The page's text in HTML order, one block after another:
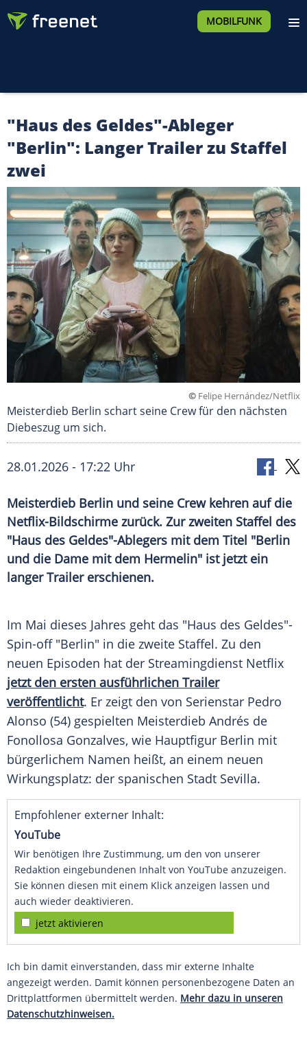
MOBILFUNK
"Haus des Geldes"-Ableger
"Berlin": Langer Trailer zu Staffel
zwei
© Felipe Hernández/Netflix
Meisterdieb Berlin schart seine Crew für den nächsten
Diebeszug um sich.
28.01.2026 - 17:22 Uhr
Meisterdieb Berlin und seine Crew kehren auf die
Netflix-Bildschirme zurück. Zur zweiten Staffel des
"Haus des Geldes"-Ablegers mit dem Titel "Berlin
und die Dame mit dem Hermelin" ist jetzt ein
langer Trailer erschienen.
Im Mai dieses Jahres geht das "Haus des Geldes"-
Spin-off "Berlin" in die zweite Staffel. Zu den
neuen Episoden hat der Streamingdienst Netflix
jetzt den ersten ausführlichen Trailer
veröffentlicht. Er zeigt den von Serienstar Pedro
Alonso (54) gespielten Meisterdieb Andrés de
Fonollosa Gonzalves, wie Hauptfigur Berlin mit
bürgerlichem Namen heißt, an einem neuen
Wirkungsplatz: der spanischen Stadt Sevilla.
Empfohlener externer Inhalt:
YouTube
Wir benötigen Ihre Zustimmung, um den von unserer
Redaktion eingebundenen Inhalt von YouTube anzuzeigen.
Sie können diesen mit einem Klick anzeigen lassen und
auch wieder deaktivieren.
jetzt aktivieren
Ich bin damit einverstanden, dass mir externe Inhalte
angezeigt werden. Damit können personenbezogene Daten an
Drittplattformen übermittelt werden. Mehr dazu in unseren
Datenschutzhinweisen.